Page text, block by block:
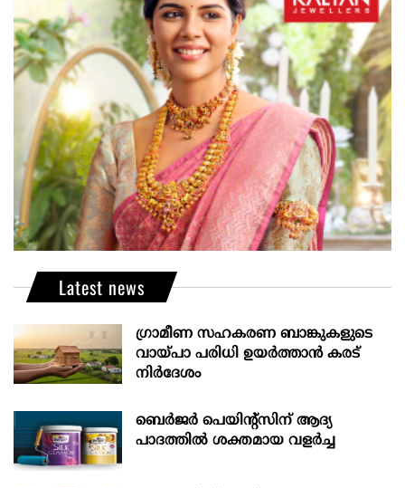
Latest news
ഗ്രാമീണ സഹകരണ ബാങ്കുകളുടെ
വായ്പാ പരിധി ഉയർത്താൻ കരട്
നിർദേശം
ബെർജർ പെയിന്റ്സിന് ആദ്യ
പാദത്തിൽ ശക്തമായ വളർച്ച